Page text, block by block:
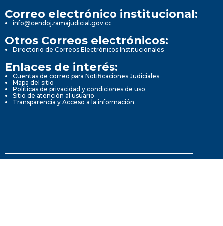
Correo electrónico institucional:
info@cendoj.ramajudicial.gov.co
Otros Correos electrónicos:
Directorio de Correos Electrónicos Institucionales
Enlaces de interés:
Cuentas de correo para Notificaciones Judiciales
Mapa del sitio
Políticas de privacidad y condiciones de uso
Sitio de atención al usuario
Transparencia y Acceso a la información